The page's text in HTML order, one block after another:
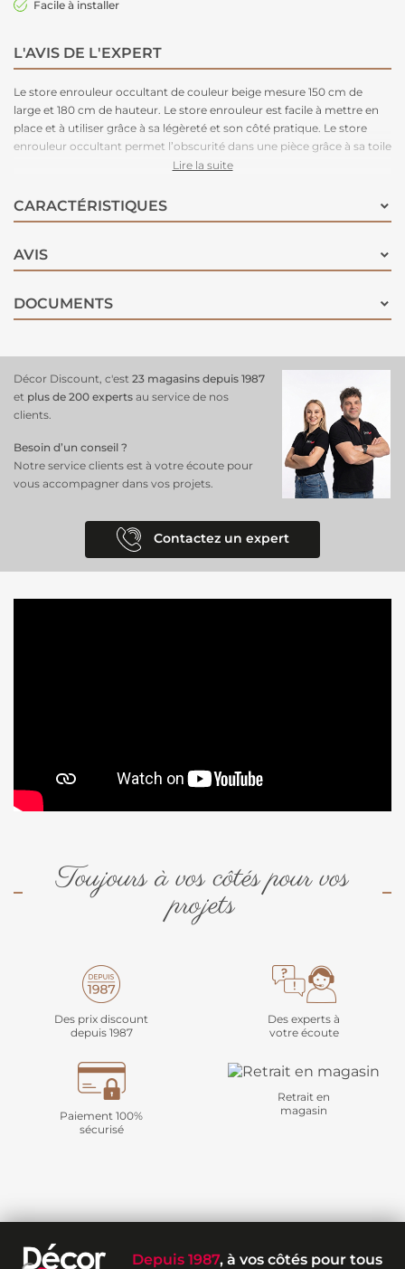
Facile à installer
L'AVIS DE L'EXPERT
Le store enrouleur occultant de couleur beige mesure 150 cm de
large et 180 cm de hauteur. Le store enrouleur est facile à mettre en
place et à utiliser grâce à sa légèreté et son côté pratique. Le store
enrouleur occultant permet l’obscurité dans une pièce grâce à sa toile
occultante. Idéal pour les chambres à coucher.
Lire la suite
CARACTÉRISTIQUES
AVIS
DOCUMENTS
Décor Discount, c'est 23 magasins depuis 1987
et plus de 200 experts au service de nos
clients.
Besoin d’un conseil ?
Notre service clients est à votre écoute pour
vous accompagner dans vos projets.
Contactez un expert
Toujours à vos côtés pour vos
projets
Des prix discount
depuis 1987
Des experts à
votre écoute
Paiement 100%
sécurisé
Retrait en
magasin
Depuis 1987, à vos côtés pour tous